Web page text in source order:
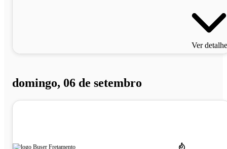
Ver
domingo, 06 de setembro